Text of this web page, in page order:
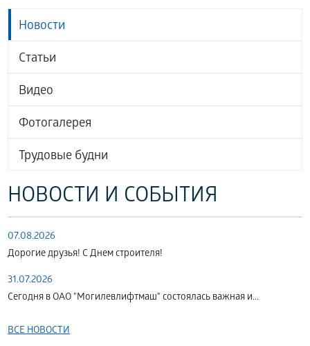
Новости
Статьи
Видео
Фотогалерея
Трудовые будни
НОВОСТИ И СОБЫТИЯ
07.08.2026
Дорогие друзья! С Днем строителя!
31.07.2026
Сегодня в ОАО "Могилевлифтмаш" состоялась важная и...
ВСЕ НОВОСТИ